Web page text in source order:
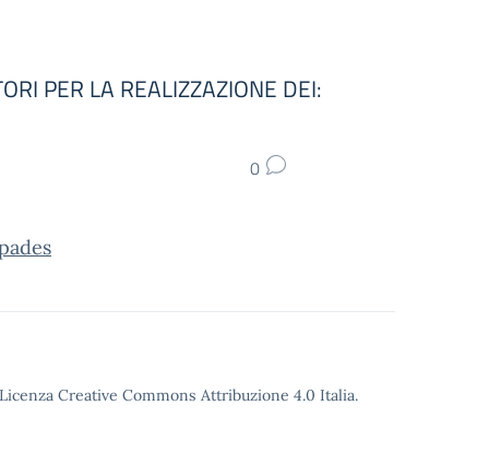
PER LA REALIZZAZIONE DEI:
0
Creative Commons Attribuzione 4.0 Italia.